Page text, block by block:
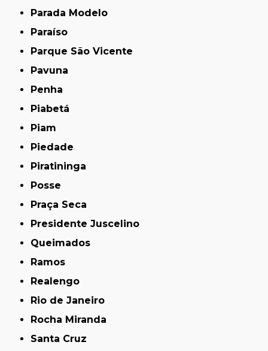
Parada Modelo
Paraíso
Parque São Vicente
Pavuna
Penha
Piabetá
Piam
Piedade
Piratininga
Posse
Praça Seca
Presidente Juscelino
Queimados
Ramos
Realengo
Rio de Janeiro
Rocha Miranda
Santa Cruz